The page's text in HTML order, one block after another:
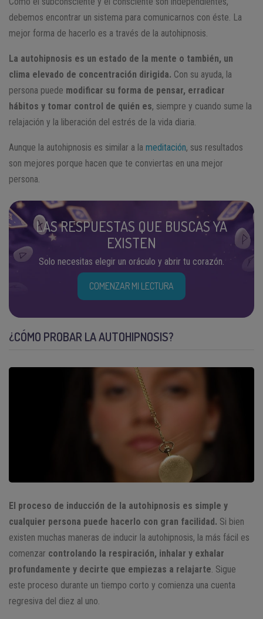
debemos encontrar un sistema para comunicarnos con éste. La
mejor forma de hacerlo es a través de la autohipnosis.
La autohipnosis es un estado de la mente o también, un
clima elevado de concentración dirigida. Con su ayuda, la
persona puede modificar su forma de pensar, erradicar
hábitos y tomar control de quién es, siempre y cuando sume la
relajación y la liberación del estrés de la vida diaria.
Aunque la autohipnosis es similar a la meditación, sus resultados
son mejores porque hacen que te conviertas en una mejor
persona.
LAS RESPUESTAS QUE BUSCAS YA
EXISTEN
Solo necesitas elegir un oráculo y abrir tu corazón.
COMENZAR MI LECTURA
¿CÓMO PROBAR LA AUTOHIPNOSIS?
El proceso de inducción de la autohipnosis es simple y
cualquier persona puede hacerlo con gran facilidad. Si bien
existen muchas maneras de inducir la autohipnosis, la más fácil es
comenzar controlando la respiración, inhalar y exhalar
profundamente y decirte que empiezas a relajarte. Sigue
este proceso durante un tiempo corto y comienza una cuenta
regresiva del diez al uno.